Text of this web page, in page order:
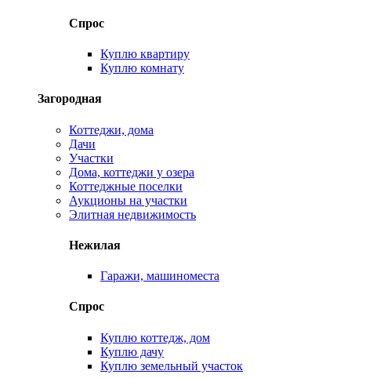
Спрос
Куплю квартиру
Куплю комнату
Загородная
Коттеджи, дома
Дачи
Участки
Дома, коттеджи у озера
Коттеджные поселки
Аукционы на участки
Элитная недвижимость
Нежилая
Гаражи, машиноместа
Спрос
Куплю коттедж, дом
Куплю дачу
Куплю земельный участок